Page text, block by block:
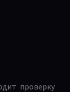
проверку